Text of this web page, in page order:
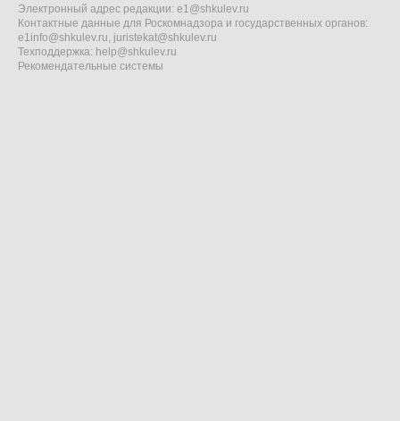
Электронный адрес редакции: e1@shkulev.ru
Контактные данные для Роскомнадзора и государственных органов:
e1info@shkulev.ru, juristekat@shkulev.ru
Техподдержка: help@shkulev.ru
Рекомендательные системы